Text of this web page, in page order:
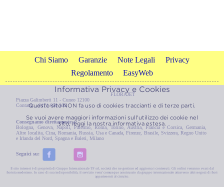
Chi Siamo Garanzie Note Legali
Privacy
Regolamento
EasyWeb
FLORAJET
Piazza Galimberti 11 - Cuneo 12100
Contatti: , 0171 690 302
Consegnamo direttamente a:
Bologna
Genova, Napoli,Palermo,Roma,Torino,Austria, Francia e Corsica ,Germania
Altre localita, Cina, Romania Russia Usa e Canada Firenze Brasile, Svizzera, Regno Unito
e Irlanda del Nord
Spagna e Baleri Milano
Seguici su:
Il sito internet è di proprietà di Gruppo Internazionale TF srl, società che ne gestisce ed aggiorna i contenuti. Gli ordini verranno evasi dal
fiorista medesimo. In caso di sua indisponibilità, il servizio verra' comunque asssicurato da gruppo internazionale attraverso altri negozi di fiori
appartenenti al circuito.
Informativa Privacy e Cookies
Questo sito NON fa uso di cookies traccianti e di terze parti.
Se vuoi avere maggiori informazioni sull'utilizzo dei cookie nel
sito, leggi la nostra informativa estesa.